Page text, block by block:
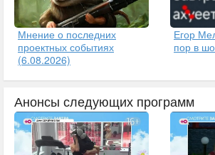
Мнение о последних
проектных событиях
(6.08.2026)
Егор
пор в
Анонсы следующих программ